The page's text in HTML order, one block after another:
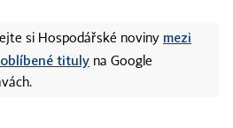
si Hospodářské noviny mezi
tituly na Google